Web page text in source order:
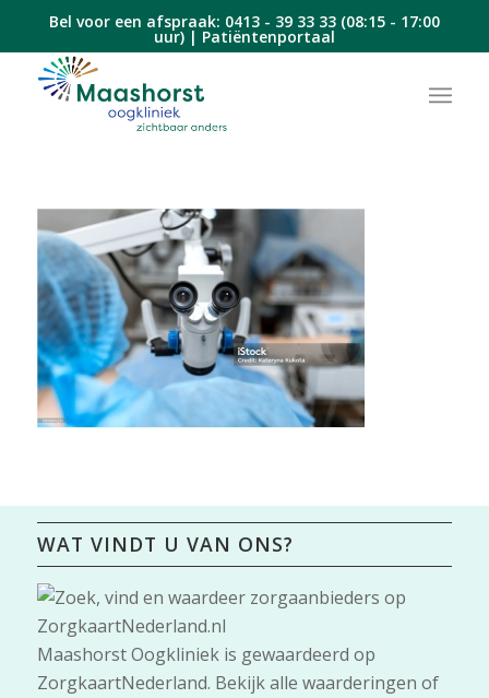
Bel voor een afspraak: 0413 - 39 33 33(08:15 - 17:00
uur) | Patiëntenportaal
WAT VINDT U VAN ONS?
Maashorst Oogkliniekis gewaardeerd op
ZorgkaartNederland. Bekijk alle waarderingen of